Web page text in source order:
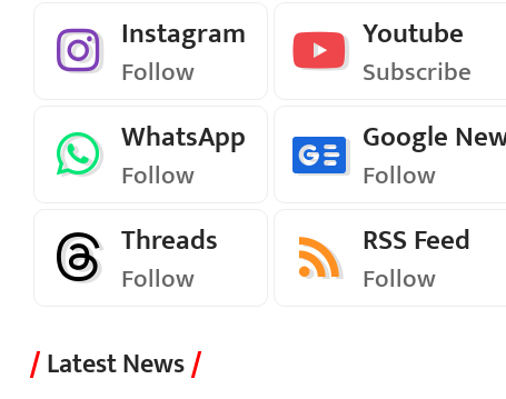
Instagram
Follow
Youtube
Subscribe
WhatsApp
Follow
Google
Follow
Threads
Follow
RSS Feed
Follow
Latest News